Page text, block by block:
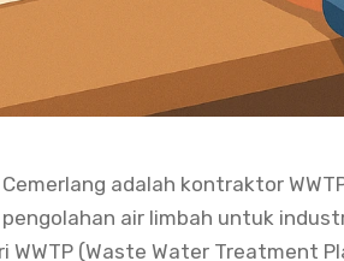
Cemerlang adalah kontraktor
air limbah untuk
WWTP (Waste Water Treatment